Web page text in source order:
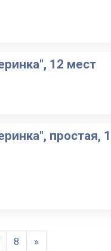
12 мест
простая,
8 »